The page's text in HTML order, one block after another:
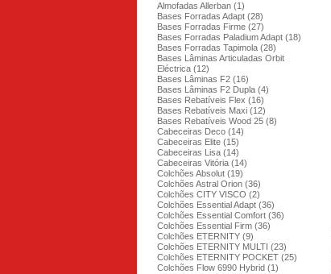
Almofadas Allerban (1)
Bases Forradas Adapt (28)
Bases Forradas Firme (27)
Bases Forradas Paladium Adapt (18)
Bases Forradas Tapimola (28)
Bases Lâminas Articuladas Orbit
Eléctrica (12)
Bases Lâminas F2 (16)
Bases Lâminas F2 Dupla (4)
Bases Rebatíveis Flex (16)
Bases Rebatíveis Maxi (12)
Bases Rebatíveis Wood 25 (8)
Cabeceiras Deco (14)
Cabeceiras Elite (15)
Cabeceiras Lisa (14)
Cabeceiras Vitória (14)
Colchões Absolut (19)
Colchões Astral Orion (36)
Colchões CITY VISCO (2)
Colchões Essential Adapt (36)
Colchões Essential Comfort (36)
Colchões Essential Firm (36)
Colchões ETERNITY (9)
Colchões ETERNITY MULTI (23)
Colchões ETERNITY POCKET (25)
Colchões Flow 6990 Hybrid (1)